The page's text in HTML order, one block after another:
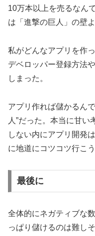
10万本以上を売るなん
は「進撃の巨人」の壁
私がどんなアプリを作
デベロッパー登録方法
しまった。
アプリ作れば儲かるん
人”だった。本当に甘
しない内にアプリ開発
に地道にコツコツ行こう
最後に
全体的にネガティブな
っぱり儲けるのは難し